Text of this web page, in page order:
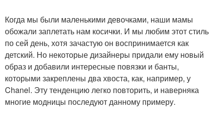
Когда мы были маленькими девочками, наши мамы
обожали заплетать нам косички. И мы любим этот стиль
по сей день, хотя зачастую он воспринимается как
детский. Но некоторые дизайнеры придали ему новый
образ и добавили интересные повязки и банты,
которыми закреплены два хвоста, как, например, у
Chanel. Эту тенденцию легко повторить, и наверняка
многие модницы последуют данному примеру.